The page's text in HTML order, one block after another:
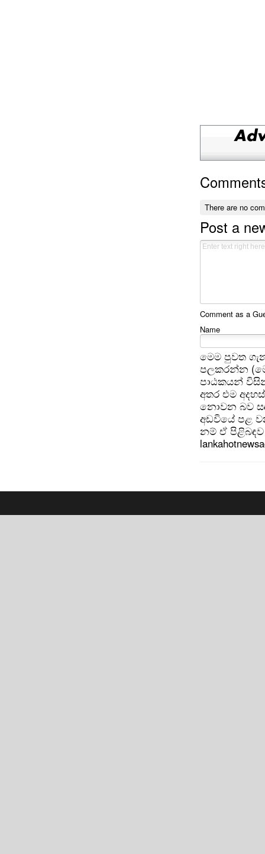
There are no
Post a
Comment as a
Name
මෙම පුවත
පලකරන්න
පාඨකයන්
අතර එම
නොවන බව
අඩවියේ පළ
නම් ඒ පිළිබඳව